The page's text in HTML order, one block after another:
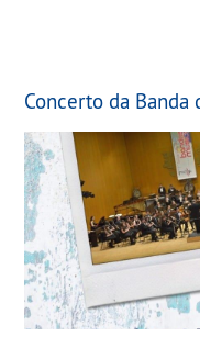
Concerto da